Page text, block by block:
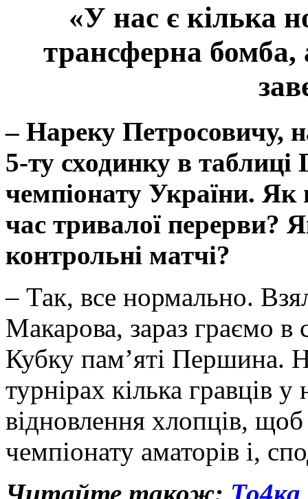
«У нас є кілька
трансферна бомба,
– Нареку Петросовичу,
5-ту сходинку в
чемпіонату України. Як
час тривалої перерви?
контрольні матчі?
– Так, все нормально.
Макарова, зараз граємо в
Кубку пам’яті Першина.
турнірах кілька гравців
відновлення хлопців,
чемпіонату аматорів і,